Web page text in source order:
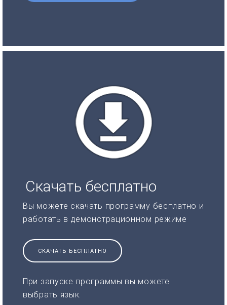
Скачать бесплатно
Вы можете скачать программу бесплатно и
работать в демонстрационном режиме
СКАЧАТЬ БЕСПЛАТНО
При запуске программы вы можете
выбрать язык.